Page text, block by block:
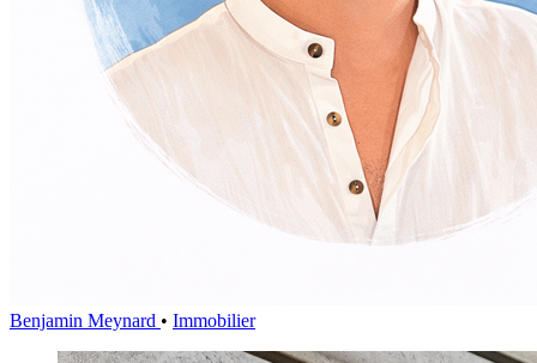
Benjamin Meynard • Immobilier